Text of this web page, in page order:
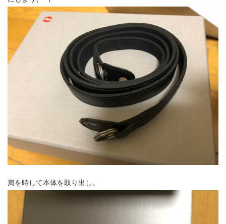
満を時して本体を取り出し。